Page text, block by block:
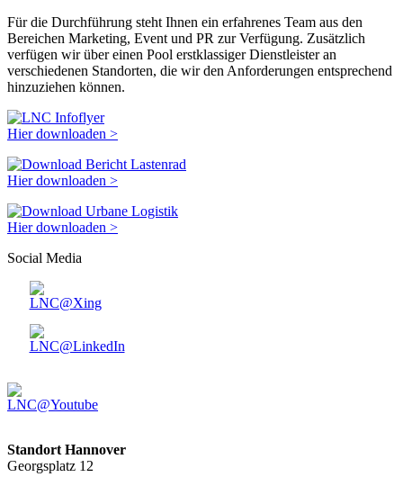
Für die Durchführung steht Ihnen ein erfahrenes Team aus den
Bereichen Marketing, Event und PR zur Verfügung. Zusätzlich
verfügen wir über einen Pool erstklassiger Dienstleister an
verschiedenen Standorten, die wir den Anforderungen entsprechend
hinzuziehen können.
Hier downloaden >
Hier downloaden >
Hier downloaden >
Social Media
Standort Hannover
Georgsplatz 12